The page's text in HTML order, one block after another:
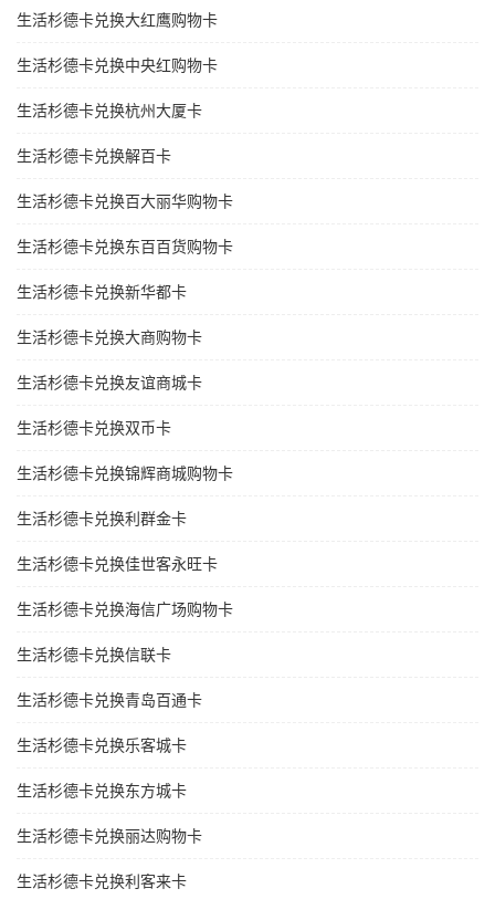
生活杉德卡兑换大红鹰购物卡
生活杉德卡兑换中央红购物卡
生活杉德卡兑换杭州大厦卡
生活杉德卡兑换解百卡
生活杉德卡兑换百大丽华购物卡
生活杉德卡兑换东百百货购物卡
生活杉德卡兑换新华都卡
生活杉德卡兑换大商购物卡
生活杉德卡兑换友谊商城卡
生活杉德卡兑换双币卡
生活杉德卡兑换锦辉商城购物卡
生活杉德卡兑换利群金卡
生活杉德卡兑换佳世客永旺卡
生活杉德卡兑换海信广场购物卡
生活杉德卡兑换信联卡
生活杉德卡兑换青岛百通卡
生活杉德卡兑换乐客城卡
生活杉德卡兑换东方城卡
生活杉德卡兑换丽达购物卡
生活杉德卡兑换利客来卡